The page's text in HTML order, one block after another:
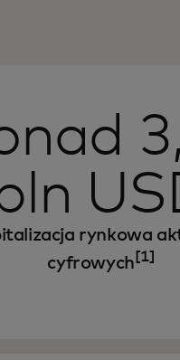
bln
rynkowa
cyfrowych [1]